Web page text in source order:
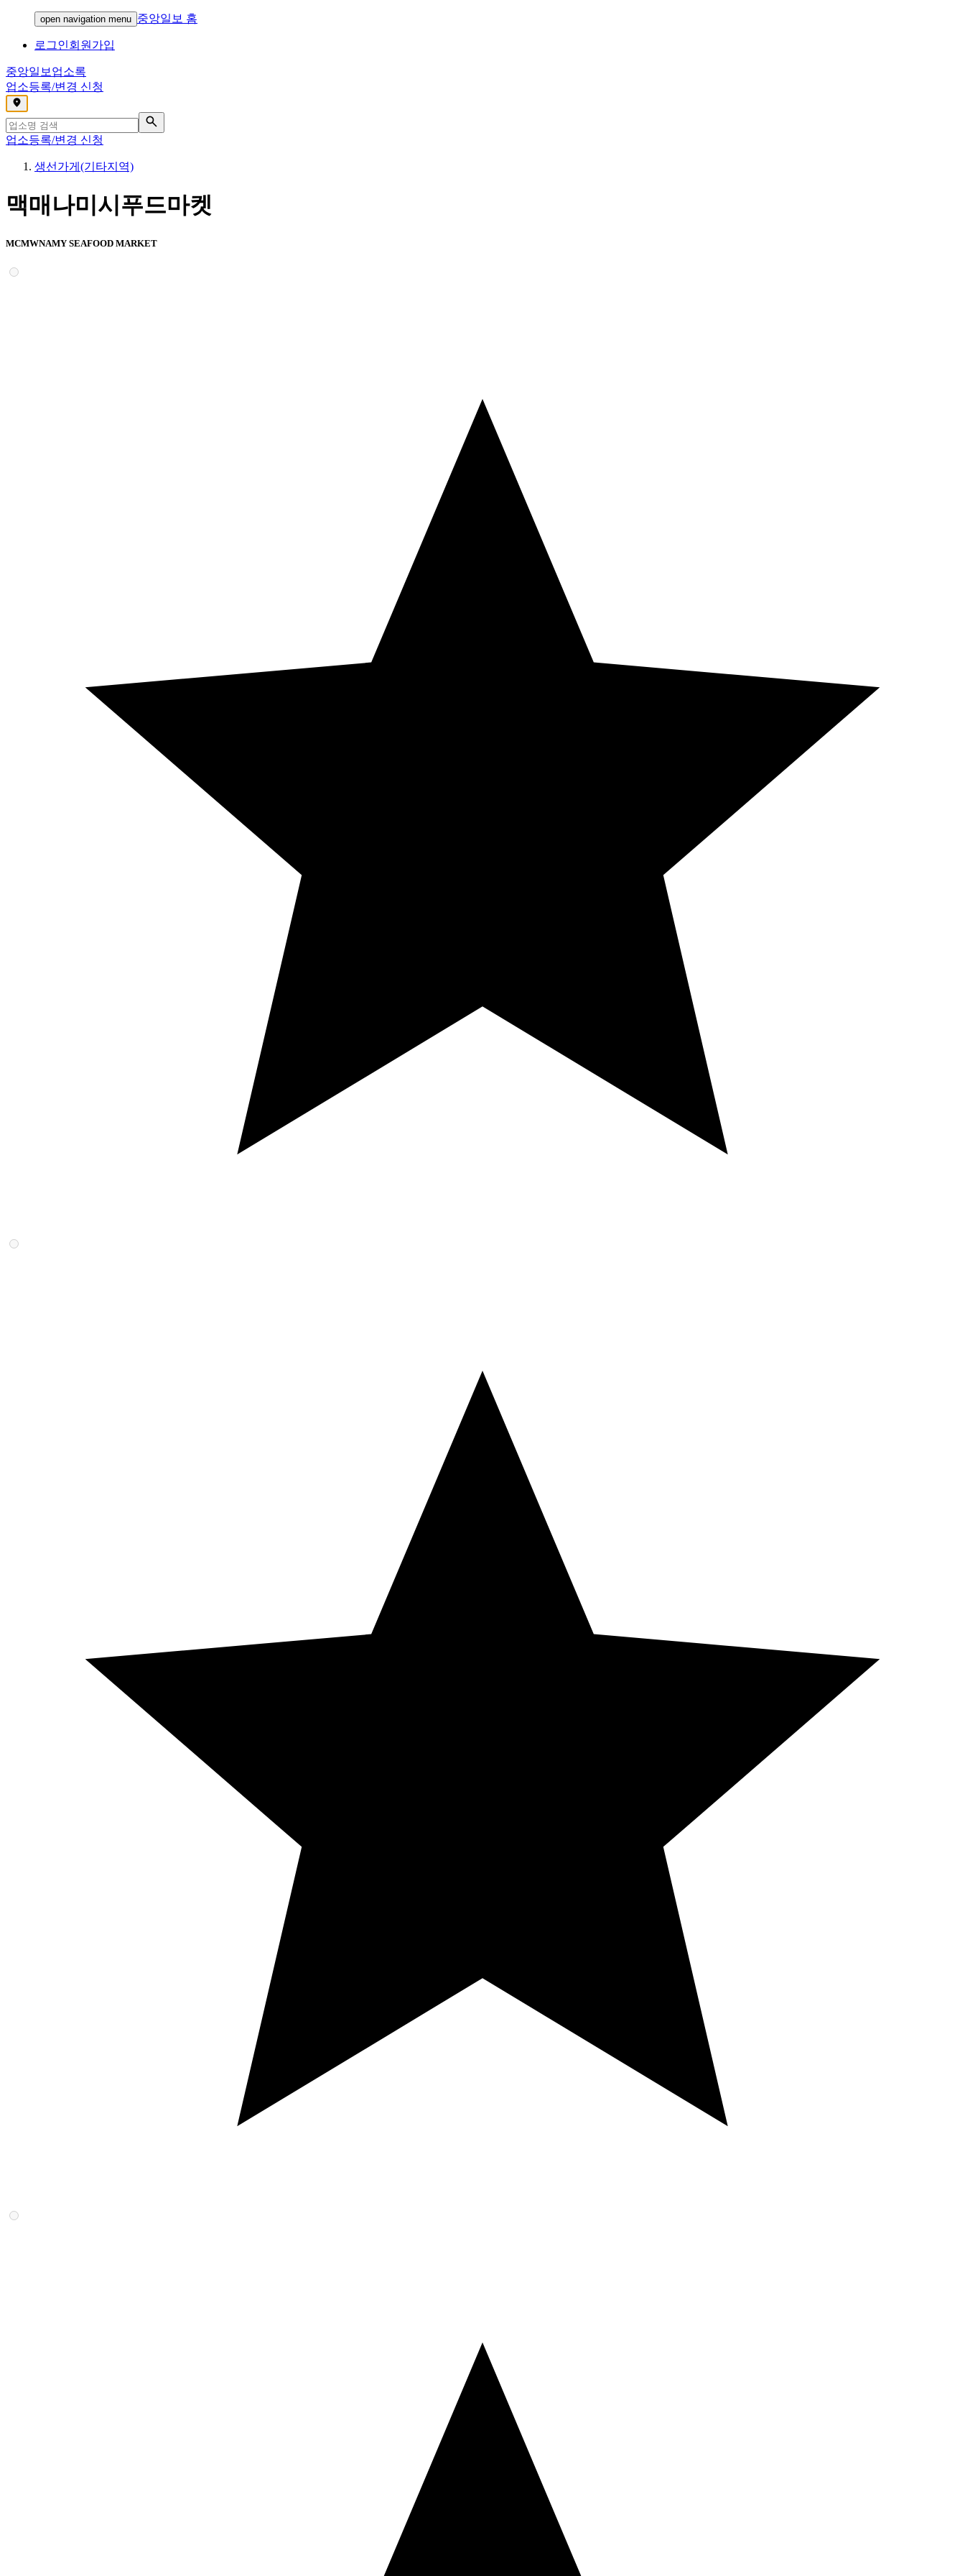
open navigation menu 중앙일보 홈
로그인회원가입
중앙일보 업소록
업소등록/변경 신청
,
업소등록/변경 신청
생선가게(기타지역)
맥매나미시푸드마켓
MCMWNAMY SEAFOOD MARKET